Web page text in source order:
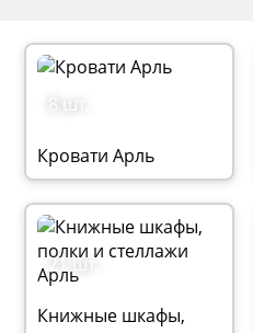
8 шт.
Кровати Арль
21 шт.
Книжные шкафы,